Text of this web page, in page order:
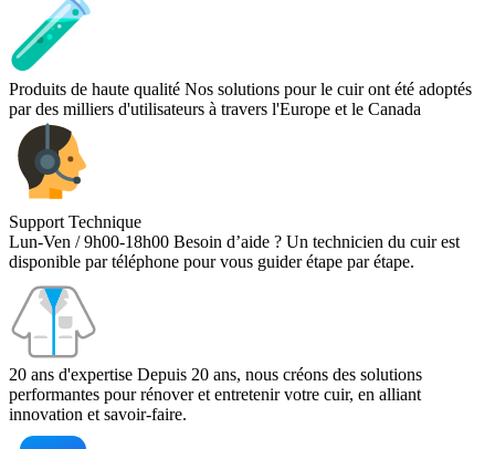
Produits de haute qualité Nos solutions pour le cuir ont été adoptés
par des milliers d'utilisateurs à travers l'Europe et le Canada
Support Technique
Lun-Ven / 9h00-18h00 Besoin d’aide ? Un technicien du cuir est
disponible par téléphone pour vous guider étape par étape.
20 ans d'expertise Depuis 20 ans, nous créons des solutions
performantes pour rénover et entretenir votre cuir, en alliant
innovation et savoir-faire.